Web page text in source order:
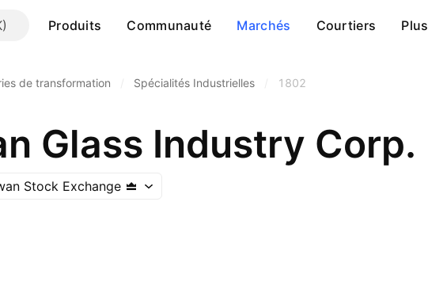
Produits Communauté Marchés Courtiers Plus
de transformation Spécialités Industrielles 1802
Glass Industry Corp.
Stock Exchange